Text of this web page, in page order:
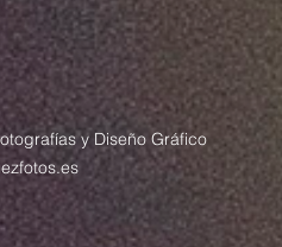
y Diseño Gráfico